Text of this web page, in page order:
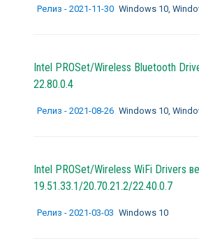
Релиз - 2021-11-30 Windows 10,
Intel PROSet/Wireless Bluetooth
22.80.0.4
Релиз - 2021-08-26 Windows 10,
Intel PROSet/Wireless WiFi Drivers
19.51.33.1/20.70.21.2/22.40.0.7
Релиз - 2021-03-03 Windows 10